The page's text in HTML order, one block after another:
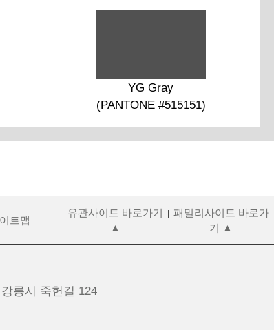
YG Gray
(PANTONE #515151)
트맵
유관사이트 바로가기
▲
패밀리사이트 바로가
기 ▲
릉시 죽헌길 124